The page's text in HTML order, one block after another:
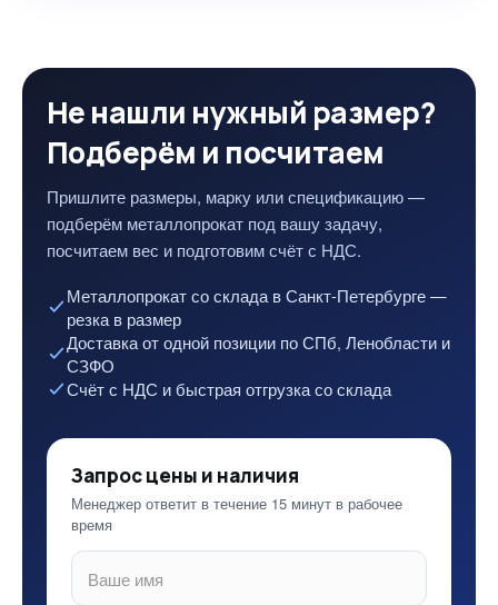
Не нашли нужный размер?
Подберём и посчитаем
Пришлите размеры, марку или спецификацию —
подберём металлопрокат под вашу задачу,
посчитаем вес и подготовим счёт с НДС.
Металлопрокат со склада в Санкт-Петербурге —
резка в размер
Доставка от одной позиции по СПб, Ленобласти и
СЗФО
Счёт с НДС и быстрая отгрузка со склада
Запрос цены и наличия
Менеджер ответит в течение 15 минут в рабочее
время